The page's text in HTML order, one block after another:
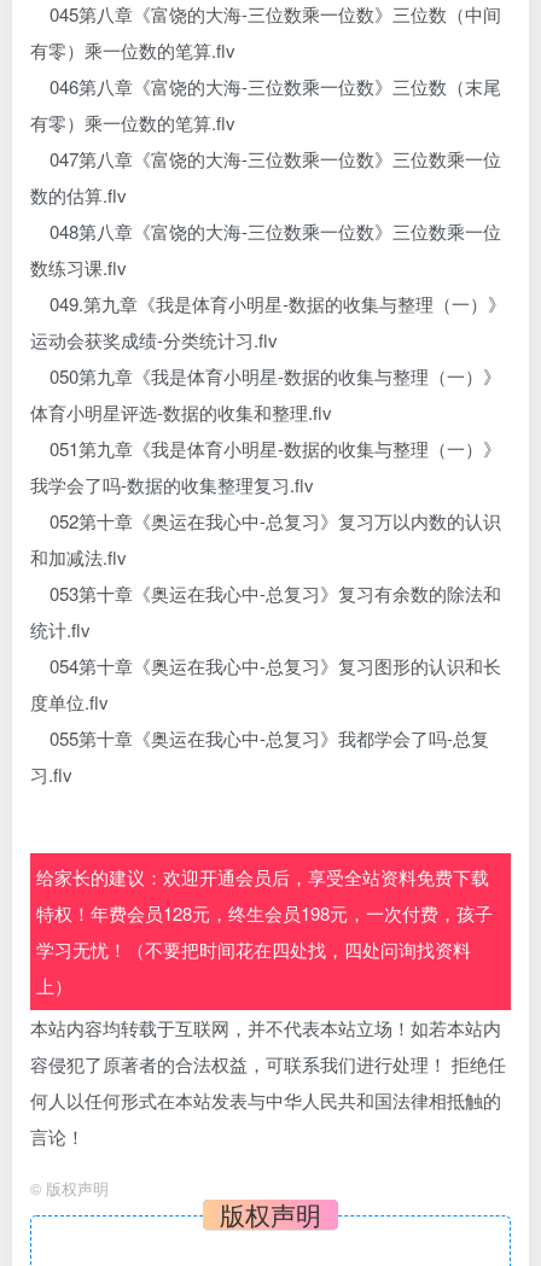
045第八章《富饶的大海-三位数乘一位数》三位数（中间
有零）乘一位数的笔算.flv
046第八章《富饶的大海-三位数乘一位数》三位数（末尾
有零）乘一位数的笔算.flv
047第八章《富饶的大海-三位数乘一位数》三位数乘一位
数的估算.flv
048第八章《富饶的大海-三位数乘一位数》三位数乘一位
数练习课.flv
049.第九章《我是体育小明星-数据的收集与整理（一）》
运动会获奖成绩-分类统计习.flv
050第九章《我是体育小明星-数据的收集与整理（一）》
体育小明星评选-数据的收集和整理.flv
051第九章《我是体育小明星-数据的收集与整理（一）》
我学会了吗-数据的收集整理复习.flv
052第十章《奥运在我心中-总复习》复习万以内数的认识
和加减法.flv
053第十章《奥运在我心中-总复习》复习有余数的除法和
统计.flv
054第十章《奥运在我心中-总复习》复习图形的认识和长
度单位.flv
055第十章《奥运在我心中-总复习》我都学会了吗-总复
习.flv
给家长的建议：欢迎开通会员后，享受全站资料免费下载
特权！年费会员128元，终生会员198元，一次付费，孩子
学习无忧！（不要把时间花在四处找，四处问询找资料
上）
本站内容均转载于互联网，并不代表本站立场！如若本站内
容侵犯了原著者的合法权益，可联系我们进行处理！ 拒绝任
何人以任何形式在本站发表与中华人民共和国法律相抵触的
言论！
© 版权声明
版权声明